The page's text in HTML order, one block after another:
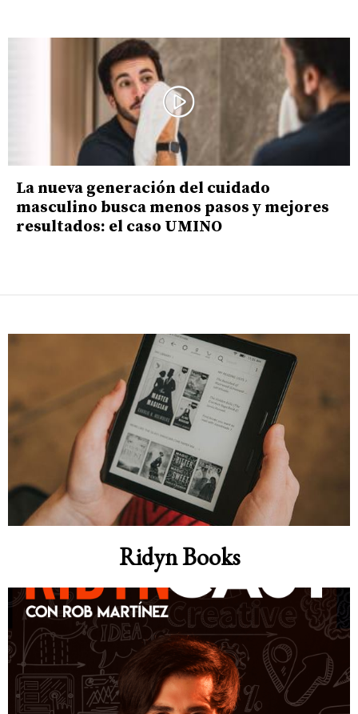
La nueva generación del cuidado
masculino busca menos pasos y mejores
resultados: el caso UMINO
Ridyn Books